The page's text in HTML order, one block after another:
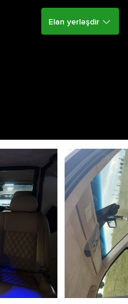
Elan yerləşdir